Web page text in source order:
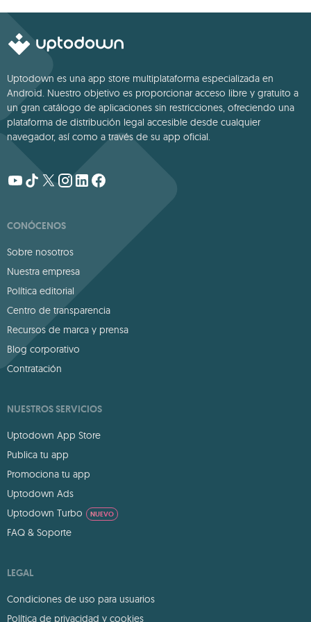
Uptodown es una app store multiplataforma especializada en
Android. Nuestro objetivo es proporcionar acceso libre y gratuito a
un gran catálogo de aplicaciones sin restricciones, ofreciendo una
plataforma de distribución legal accesible desde cualquier
navegador, así como a través de su app oficial.
CONÓCENOS
Sobre nosotros
Nuestra empresa
Política editorial
Centro de transparencia
Recursos de marca y prensa
Blog corporativo
Contratación
NUESTROS SERVICIOS
Uptodown App Store
Publica tu app
Promociona tu app
Uptodown Ads
Uptodown Turbo
NUEVO
FAQ & Soporte
LEGAL
Condiciones de uso para usuarios
Política de privacidad y cookies